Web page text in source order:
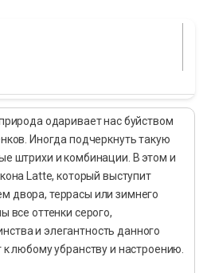
одаривает нас буйством
Иногда подчеркнуть такую
штрихи и комбинации. В этом и
Latte, который выступит
двора, террасы или зимнего
все оттенки серого,
и элегантность данного
любому убранству и настроению.